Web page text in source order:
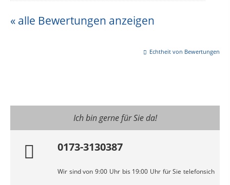
« alle Bewertungen anzeigen
Echtheit von Bewertungen
Ich bin gerne für Sie da!
0173-3130387
Wir sind von 9:00 Uhr bis 19:00 Uhr für Sie telefonsich